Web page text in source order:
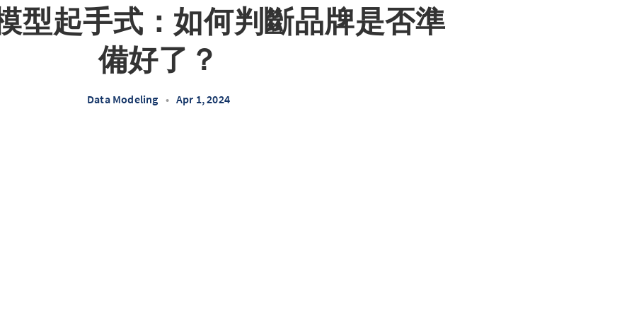
型起手式：如何判斷品牌是否準
備好了？
Data Modeling • Apr 1, 2024